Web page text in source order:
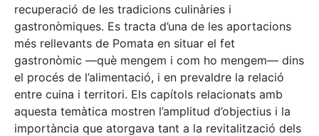
recuperació de les tradicions culinàries i
gastronòmiques. Es tracta d’una de les aportacions
més rellevants de Pomata en situar el fet
gastronòmic —què mengem i com ho mengem— dins
el procés de l’alimentació, i en prevaldre la relació
entre cuina i territori. Els capítols relacionats amb
aquesta temàtica mostren l’amplitud d’objectius i la
importància que atorgava tant a la revitalització dels